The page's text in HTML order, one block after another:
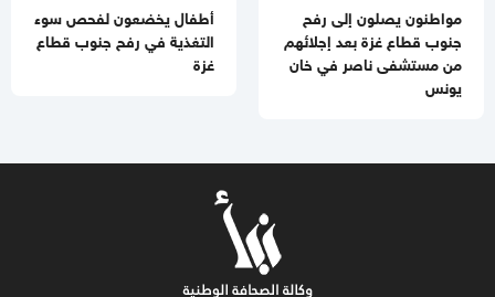
مواطنون يصلون إلى رفح
جنوب قطاع غزة بعد إجلائهم
من مستشفى ناصر في خان
يونس
أطفال يخضعون لفحص سوء
التغذية في رفح جنوب قطاع
غزة